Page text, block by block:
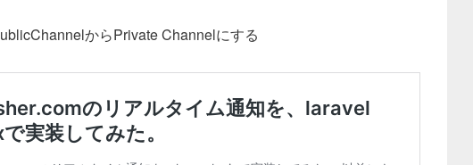
er からPrivate Channelにする